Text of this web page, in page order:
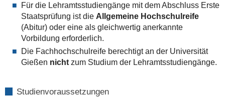
Für die Lehramtsstudiengänge mit dem Abschluss Erste
Staatsprüfung ist die Allgemeine Hochschulreife
(Abitur) oder eine als gleichwertig anerkannte
Vorbildung erforderlich.
Die Fachhochschulreife berechtigt an der Universität
Gießen nichtzum Studium der Lehramtsstudiengänge.
Studienvoraussetzungen